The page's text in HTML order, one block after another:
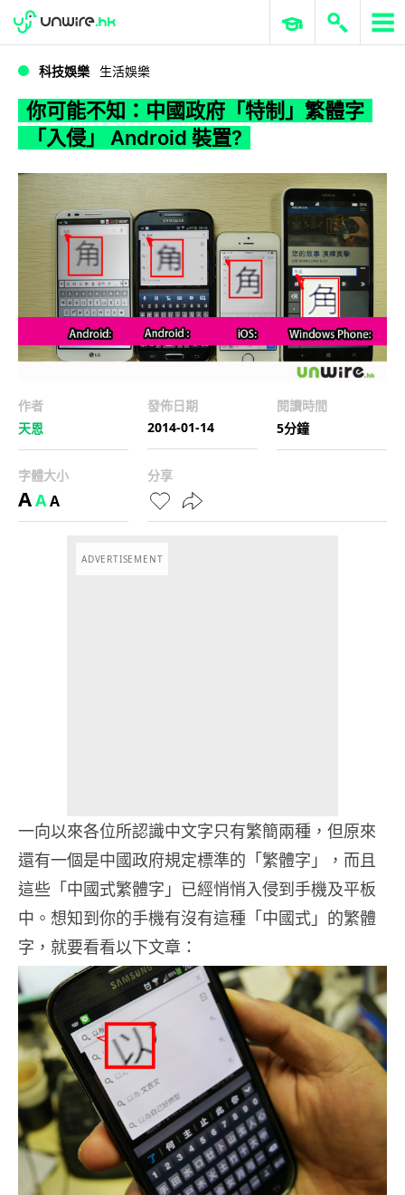
WWDC 2026 ERP 與商業 AI
科技娛樂 生活娛樂
你可能不知：中國政府「特制」繁體字
「入侵」 Android 裝置?
作者
天恩
發佈日期
2014-01-14
閱讀時間
5分鐘
字體大小
AAA
分享
ADVERTISEMENT
一向以來各位所認識中文字只有繁簡兩種，但原來
還有一個是中國政府規定標準的「繁體字」，而且
這些「中國式繁體字」已經悄悄入侵到手機及平板
中。想知到你的手機有沒有這種「中國式」的繁體
字，就要看看以下文章：